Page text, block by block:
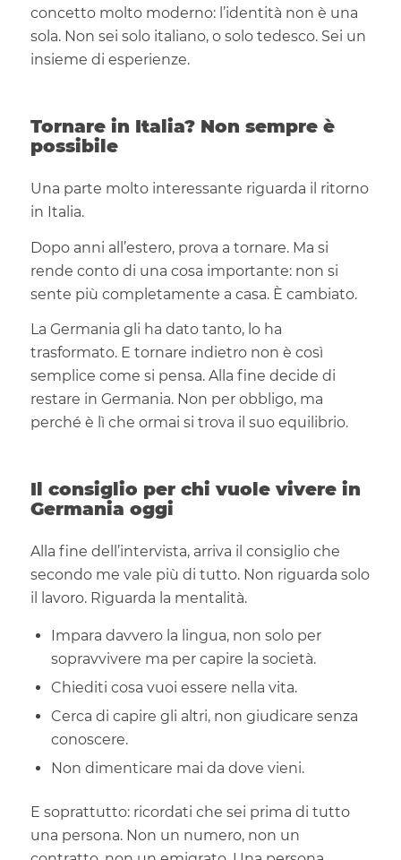
concetto molto moderno: l’identità non è una
sola. Non sei solo italiano, o solo tedesco. Sei un
insieme di esperienze.
Tornare in Italia? Non sempre è
possibile
Una parte molto interessante riguarda il ritorno
in Italia.
Dopo anni all’estero, prova a tornare. Ma si
rende conto di una cosa importante: non si
sente più completamente a casa. È cambiato.
La Germania gli ha dato tanto, lo ha
trasformato. E tornare indietro non è così
semplice come si pensa. Alla fine decide di
restare in Germania. Non per obbligo, ma
perché è lì che ormai si trova il suo equilibrio.
Il consiglio per chi vuole vivere in
Germania oggi
Alla fine dell’intervista, arriva il consiglio che
secondo me vale più di tutto. Non riguarda solo
il lavoro. Riguarda la mentalità.
Impara davvero la lingua, non solo per
sopravvivere ma per capire la società.
Chiediti cosa vuoi essere nella vita.
Cerca di capire gli altri, non giudicare senza
conoscere.
Non dimenticare mai da dove vieni.
E soprattutto: ricordati che sei prima di tutto
una persona. Non un numero, non un